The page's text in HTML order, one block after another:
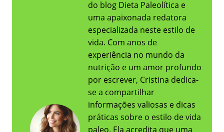
do blog Dieta Paleolítica e
uma apaixonada redatora
especializada neste estilo de
vida. Com anos de
experiência no mundo da
nutrição e um amor profundo
por escrever, Cristina dedica-
se a compartilhar
informações valiosas e dicas
práticas sobre o estilo de vida
paleo. Ela acredita que uma